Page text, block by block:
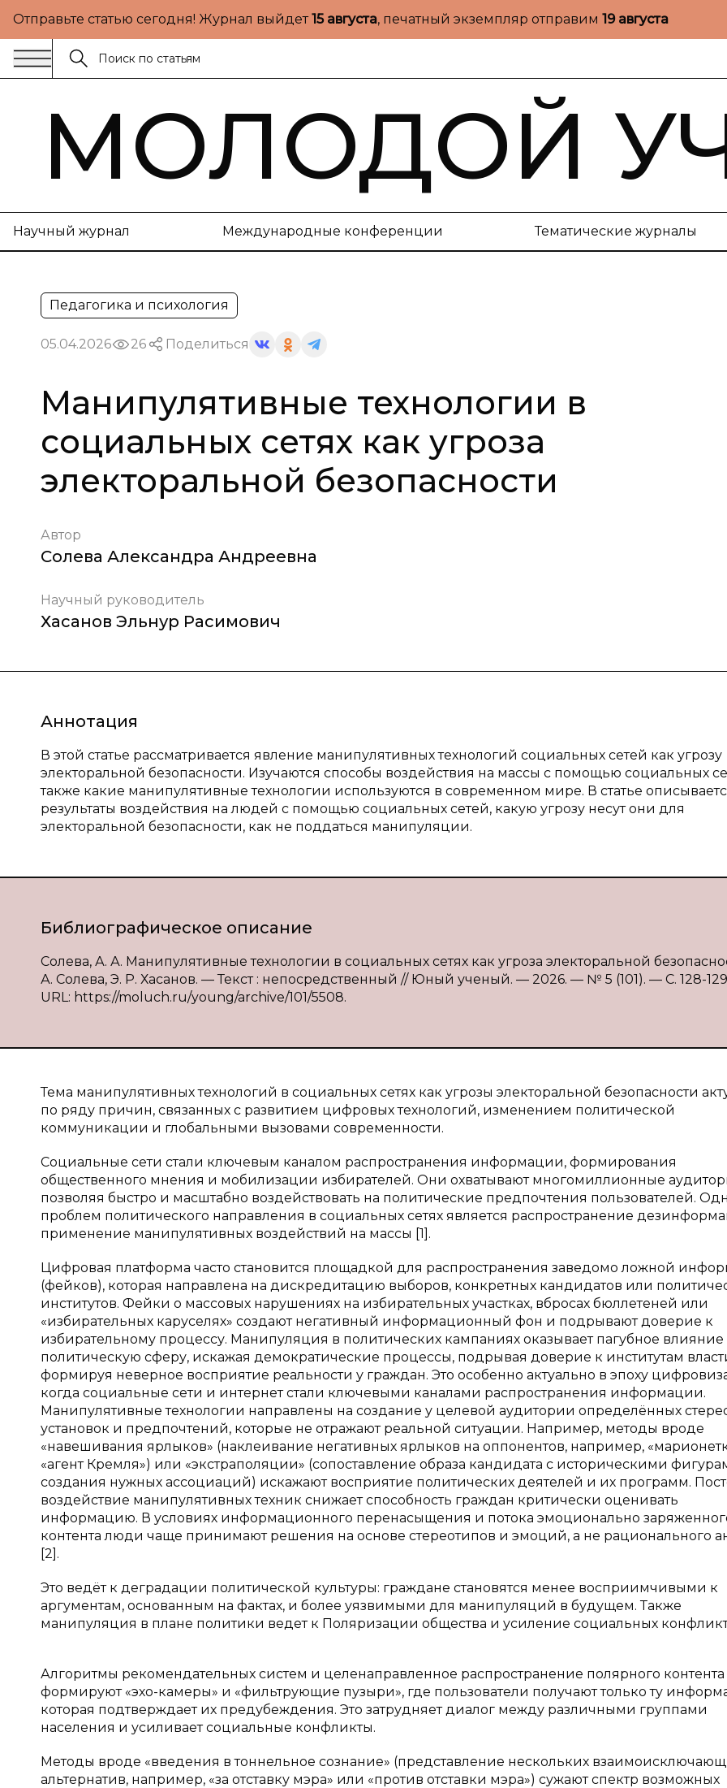
Отправьте статью сегодня! Журнал выйдет15 августа, печатный экземпляр отправим 19 августа
МОЛОДОЙ
Научный журнал Международные конференции Тематические журналы
Педагогика и психология
05.04.2026 26 Поделиться
Манипулятивные технологии в
социальных сетях как угроза
электоральной безопасности
Автор
Солева Александра Андреевна
Научный руководитель
Хасанов Эльнур Расимович
Аннотация
В этой статье рассматривается явление манипулятивных технологий социальных сетей как угрозу
электоральной безопасности. Изучаются способы воздействия на массы с помощью социальных
также какие манипулятивные технологии используются в современном мире. В статье
результаты воздействия на людей с помощью социальных сетей, какую угрозу несут они для
электоральной безопасности, как не поддаться манипуляции.
Библиографическое описание
Солева, А. А. Манипулятивные технологии в социальных сетях как угроза электоральной
А. Солева, Э. Р. Хасанов. — Текст : непосредственный // Юный ученый. — 2026. — № 5 (101). — С. 128-
URL: https://moluch.ru/young/archive/101/5508.
Тема манипулятивных технологий в социальных сетях как угрозы электоральной безопасности
по ряду причин, связанных с развитием цифровых технологий, изменением политической
коммуникации и глобальными вызовами современности.
Социальные сети стали ключевым каналом распространения информации, формирования
общественного мнения и мобилизации избирателей. Они охватывают многомиллионные
позволяя быстро и масштабно воздействовать на политические предпочтения пользователей.
проблем политического направления в социальных сетях является распространение
применение манипулятивных воздействий на массы [1].
Цифровая платформа часто становится площадкой для распространения заведомо ложной
(фейков), которая направлена на дискредитацию выборов, конкретных кандидатов или
институтов. Фейки о массовых нарушениях на избирательных участках, вбросах бюллетеней или
«избирательных каруселях» создают негативный информационный фон и подрывают доверие к
избирательному процессу. Манипуляция в политических кампаниях оказывает пагубное влияние
политическую сферу, искажая демократические процессы, подрывая доверие к институтам
формируя неверное восприятие реальности у граждан. Это особенно актуально в эпоху
когда социальные сети и интернет стали ключевыми каналами распространения информации.
Манипулятивные технологии направлены на создание у целевой аудитории определённых
установок и предпочтений, которые не отражают реальной ситуации. Например, методы вроде
«навешивания ярлыков» (наклеивание негативных ярлыков на оппонентов, например,
«агент Кремля») или «экстраполяции» (сопоставление образа кандидата с историческими
создания нужных ассоциаций) искажают восприятие политических деятелей и их программ.
воздействие манипулятивных техник снижает способность граждан критически оценивать
информацию. В условиях информационного перенасыщения и потока эмоционально
контента люди чаще принимают решения на основе стереотипов и эмоций, а не рационального
[2].
Это ведёт к деградации политической культуры: граждане становятся менее восприимчивыми к
аргументам, основанным на фактах, и более уязвимыми для манипуляций в будущем. Также
манипуляция в плане политики ведет к Поляризации общества и усиление социальных
Алгоритмы рекомендательных систем и целенаправленное распространение полярного контента
формируют «эхо-камеры» и «фильтрующие пузыри», где пользователи получают только ту
которая подтверждает их предубеждения. Это затрудняет диалог между различными группами
населения и усиливает социальные конфликты.
Методы вроде «введения в тоннельное сознание» (представление нескольких
альтернатив, например, «за отставку мэра» или «против отставки мэра») сужают спектр возможных